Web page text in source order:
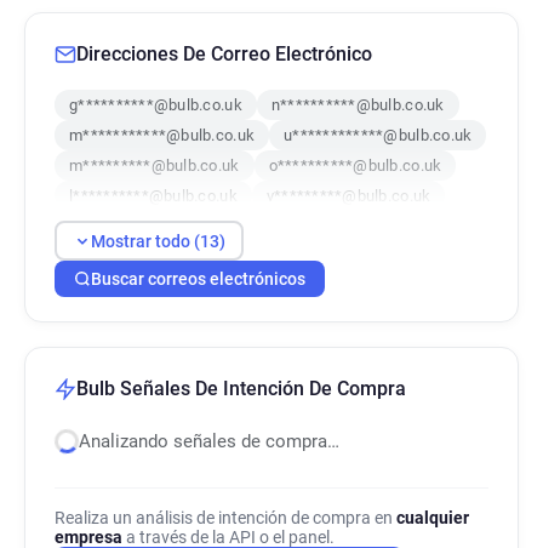
Direcciones De Correo Electrónico
g**********@bulb.co.uk
n**********@bulb.co.uk
m***********@bulb.co.uk
u************@bulb.co.uk
m*********@bulb.co.uk
o**********@bulb.co.uk
l**********@bulb.co.uk
v*********@bulb.co.uk
b*********@bulb.co.uk
o************@bulb.co.uk
f*********@bulb.co.uk
k*********@bulb.co.uk
Mostrar todo (13)
Buscar correos electrónicos
Bulb Señales De Intención De Compra
Analizando señales de compra…
Realiza un análisis de intención de compra en cualquier
empresa a través de la API o el panel.